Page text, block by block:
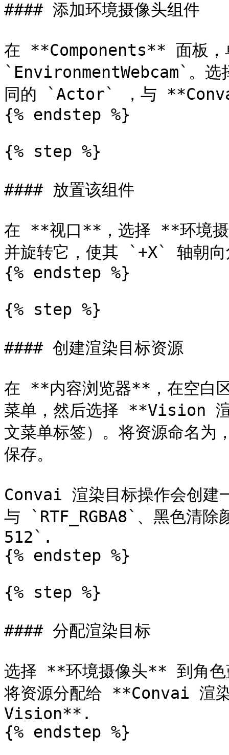
#### 添加环境摄像头组件
在 **Components** 面板
`EnvironmentWebcam`。
同的 `Actor` ，与
{% endstep %}
{% step %}
#### 放置该组件
在 **视口**，选择 **环境摄
并旋转它，使其 `+X` 轴朝向
{% endstep %}
{% step %}
#### 创建渲染目标资源
在 **内容浏览器**，在空白
菜单，然后选择 **Vision
文菜单标签）。将资源命名
保存。
Convai 渲染目标操作会创
与 `RTF_RGBA8`、黑色清
512`.
{% endstep %}
{% step %}
#### 分配渲染目标
选择 **环境摄像头** 到角
将资源分配给 **Convai
Vision**.
{% endstep %}